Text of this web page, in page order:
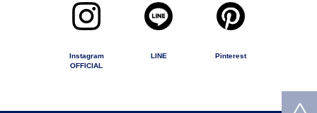
Instagram
OFFICIAL
LINE Pinterest